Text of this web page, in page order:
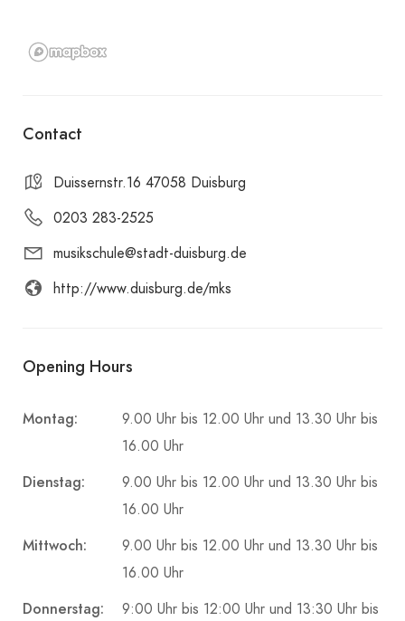
Contact
Duissernstr.16 47058 Duisburg
0203 283-2525
musikschule@stadt-duisburg.de
http://www.duisburg.de/mks
Opening Hours
Montag:
9.00 Uhr bis 12.00 Uhr und 13.30 Uhr bis
16.00 Uhr
Dienstag:
9.00 Uhr bis 12.00 Uhr und 13.30 Uhr bis
16.00 Uhr
Mittwoch:
9.00 Uhr bis 12.00 Uhr und 13.30 Uhr bis
16.00 Uhr
Donnerstag:
9:00 Uhr bis 12:00 Uhr und 13:30 Uhr bis